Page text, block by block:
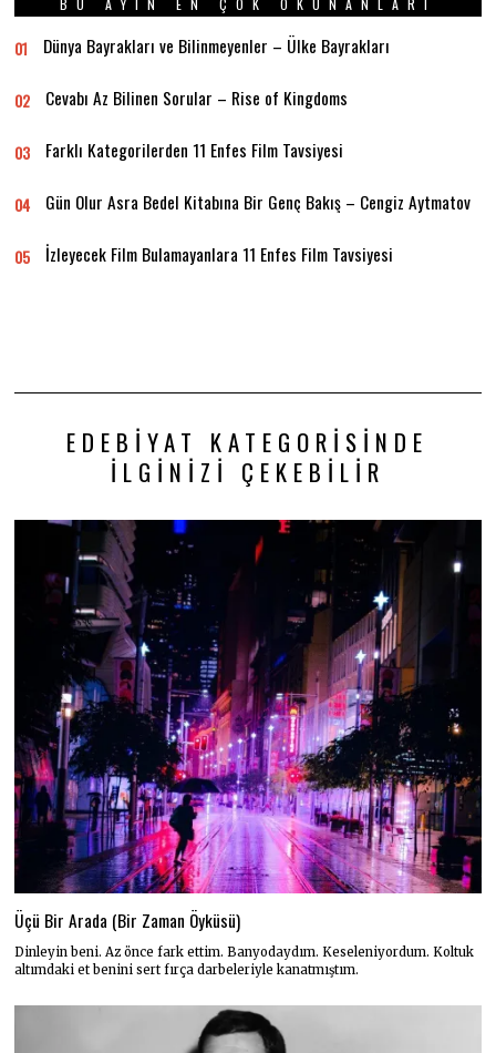
BU AYIN EN ÇOK OKUNANLARI
01 Dünya Bayrakları ve Bilinmeyenler – Ülke Bayrakları
02 Cevabı Az Bilinen Sorular – Rise of Kingdoms
03 Farklı Kategorilerden 11 Enfes Film Tavsiyesi
04 Gün Olur Asra Bedel Kitabına Bir Genç Bakış – Cengiz Aytmatov
05 İzleyecek Film Bulamayanlara 11 Enfes Film Tavsiyesi
EDEBIYAT KATEGORISINDE
İLGINIZI ÇEKEBILIR
Üçü Bir Arada (Bir Zaman Öyküsü)
Dinleyin beni. Az önce fark ettim. Banyodaydım. Keseleniyordum. Koltuk
altımdaki et benini sert fırça darbeleriyle kanatmıştım.